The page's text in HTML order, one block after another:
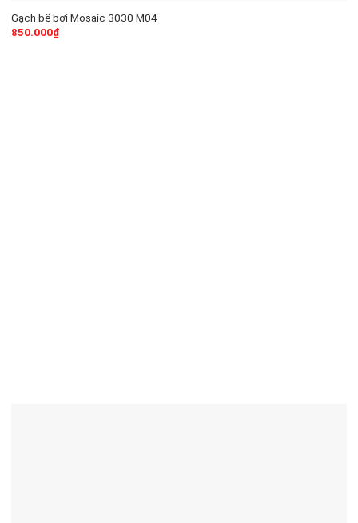
Gạch bể bơi Mosaic 3030 M04
850.000₫